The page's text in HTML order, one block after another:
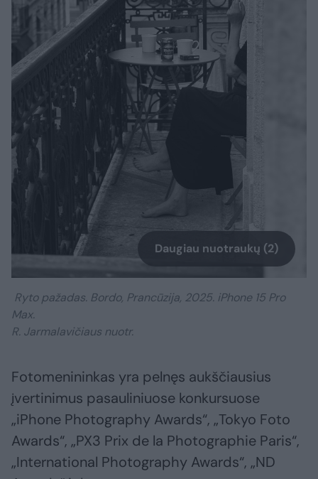
Daugiau nuotraukų (2)
Ryto pažadas. Bordo, Prancūzija, 2025. iPhone 15 Pro
Max.
R. Jarmalavičiaus nuotr.
Fotomenininkas yra pelnęs aukščiausius
įvertinimus pasauliniuose konkursuose
„iPhone Photography Awards“, „Tokyo Foto
Awards“, „PX3 Prix de la Photographie Paris“,
„International Photography Awards“, „ND